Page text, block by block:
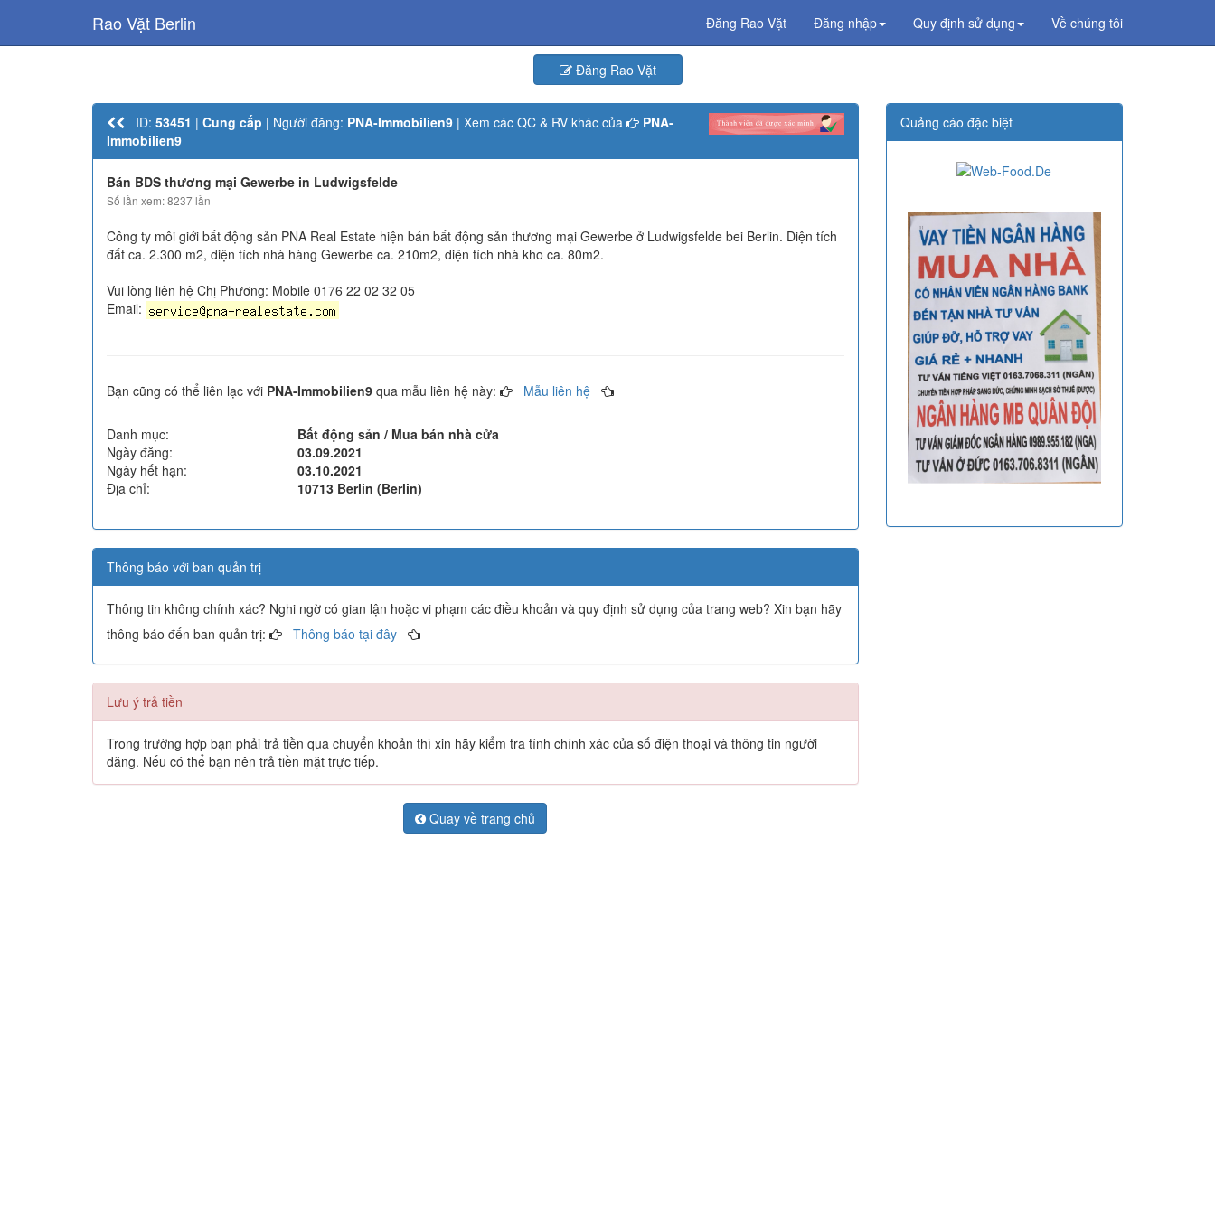
Rao Vặt Berlin Đăng Rao Vặt Đăng nhập Quy định sử dụng Về chúng tôi
Đăng Rao Vặt
ID: 53451 | Cung cấp | Người đăng: PNA-Immobilien9 | Xem các QC & RV khác của
PNA-
Immobilien9
Bán BDS thương mại Gewerbe in Ludwigsfelde
Số lần xem: 8237 lần
Công ty môi giới bất động sản PNA Real Estate hiện bán bất động sản thương mại Gewerbe ở Ludwigsfelde bei Berlin. Diện tích
đất ca. 2.300 m2, diện tích nhà hàng Gewerbe ca. 210m2, diện tích nhà kho ca. 80m2.
Vui lòng liên hệ Chị Phương: Mobile 0176 22 02 32 05
Email:
Bạn cũng có thể liên lạc với PNA-Immobilien9 qua mẫu liên hệ này: Mẫu liên hệ
Danh mục:
Bất động sản / Mua bán nhà cửa
Ngày đăng:
03.09.2021
Ngày hết hạn:
03.10.2021
Địa chỉ:
10713 Berlin (Berlin)
Thông báo với ban quản trị
Thông tin không chính xác? Nghi ngờ có gian lận hoặc vi phạm các điều khoản và quy định sử dụng của trang web? Xin bạn hãy
thông báo đến ban quản trị:
Thông báo tại đây
Lưu ý trả tiền
Trong trường hợp bạn phải trả tiền qua chuyển khoản thì xin hãy kiểm tra tính chính xác của số điện thoại và thông tin người
đăng. Nếu có thể bạn nên trả tiền mặt trực tiếp.
Quay về trang chủ
Quảng cáo đặc biệt